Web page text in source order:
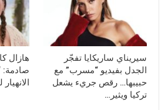
سيريناي ساريكايا تفجّر
الجدل بفيديو “مسرب” مع
حبيبها… رقص جريء يشعل
تركيا ويثير…
هازال